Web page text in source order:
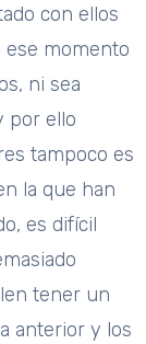
con ellos
ese momento
ni sea
por ello
tampoco es
la que han
es difícil
tener un
anterior y los